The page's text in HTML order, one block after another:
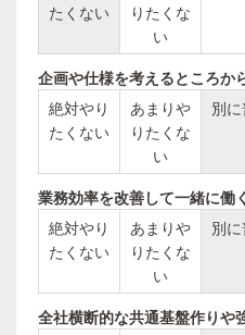
たくない
りたくな
い
企画や仕様を考えるところか
絶対やり
たくない
あまりや
りたくな
い
別
業務効率を改善して一緒に働
絶対やり
たくない
あまりや
りたくな
い
別
全社横断的な共通基盤作りや